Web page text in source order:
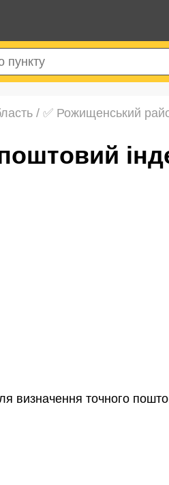
/ ✅ Рожищенський
поштовий
визначення точного